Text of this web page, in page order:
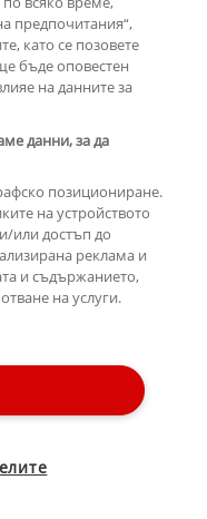
запазени.
Етични правила на НСС
предпочитания“,
като се позовете
бъде оповестен
на данните за
данни, за да
позициониране.
на устройството
или достъп до
реклама и
и съдържанието,
на услуги.